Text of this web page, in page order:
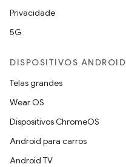
Privacidade
5G
DISPOSITIVOS ANDROID
Telas grandes
Wear OS
Dispositivos ChromeOS
Android para carros
Android TV